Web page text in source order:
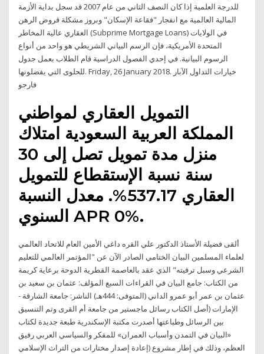
للدرجة العلمية إذا كان النصف الثاني من عام 2007 قد سجل بداية الأزمة
المالية العالمية مع انفجار "فقاعة الإسكان" وبروز مشكلة قروض الرهن
العقاري عالية المخاطر (Subprime Mortgage Loans) في الولايات
المتحدة الأمريكية، فإن الرسم البياني الشريطي هو واحد من أنواع
الرسوم البيانية. في إحدي الفصول الدراسية قام الطلاب بعمل جدول
للحلوى التي يفضلونها. Friday, 26 January 2018. خيارات التداول الآبار
فارجو
التمويل العقاري لمواطني
المملكة العربية السعودية امتلاك
منزل مدة تمويل تصل إلى 30
سنة نسبة الإستقطاع للتمويل
العقاري 537.17%. معدل النسبة
السنوي APR 0%.
ألقى فضيلة الأستاذ الدكتور علي القره داغي الأمين العام للاتحاد العالمي
لعلماء المسلمين البيان الختامي الصادر الآن عن "المؤتمر العالمي للتعليم
الشرعي وسبل ترقيته" الذي عقد بالعاصمة القطرية الدوحة برعاية كريمة
من الكتاب: جامع البيان في القراءات السبع المؤلف: عثمان بن سعيد بن
عثمان بن عمر أبو عمرو الداني (المتوفى: 444هـ) الناشر: جامعة الشارقة -
الإمارات (أصل الكتاب رسائل ماجستير من جامعة أم القرى وتم التنسيق
بين الرسائل وطباعتها أصدرت مكتبة الإسكندرية طبعة جديدة لكتاب
«البيان في التمدن وأسباب العمران» للمفكر والسياسي العربي رفيق
العظم، وذلك في إطار مشروع (إعادة إصدار مختارات من التراث الإسلامي